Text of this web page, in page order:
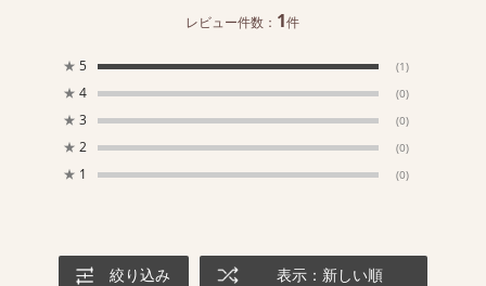
レビュー件数： 1件
★ 5 (1)
★ 4 (0)
★ 3 (0)
★ 2 (0)
★ 1 (0)
絞り込み 表示：新しい順